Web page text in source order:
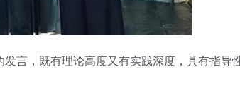
言，既有理论高度又有实践深度，具有指导